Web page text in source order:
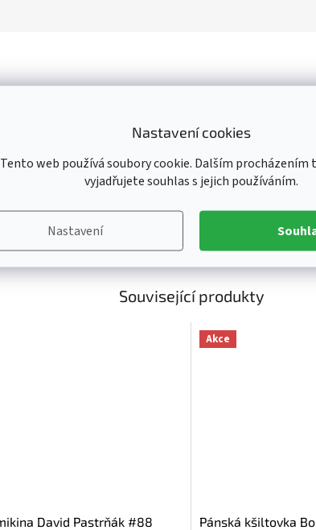
Nastavení cookies
Tento web používá soubory cookie. Dalším
vyjadřujete souhlas s jejich používáním.
Nastavení
Související produkty
David Pastrňák #88
Akce
Pánská kšiltovka
Creatures